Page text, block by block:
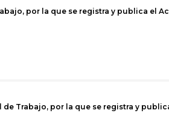
por la que se registra y publica el
Trabajo, por la que se registra y